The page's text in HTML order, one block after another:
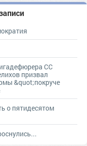
СС
призвал
&quot;покруче
о пятидесятом